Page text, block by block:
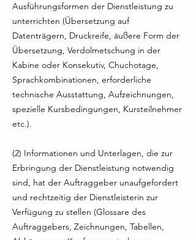
Ausführungsformen der Dienstleistung zu
unterrichten (Übersetzung auf
Datenträgern, Druckreife, äußere Form der
Übersetzung, Verdolmetschung in der
Kabine oder Konsekutiv, Chuchotage,
Sprachkombinationen, erforderliche
technische Ausstattung, Aufzeichnungen,
spezielle Kursbedingungen, Kursteilnehmer
etc.).
(2) Informationen und Unterlagen, die zur
Erbringung der Dienstleistung notwendig
sind, hat der Auftraggeber unaufgefordert
und rechtzeitig der Dienstleisterin zur
Verfügung zu stellen (Glossare des
Auftraggebers, Zeichnungen, Tabellen,